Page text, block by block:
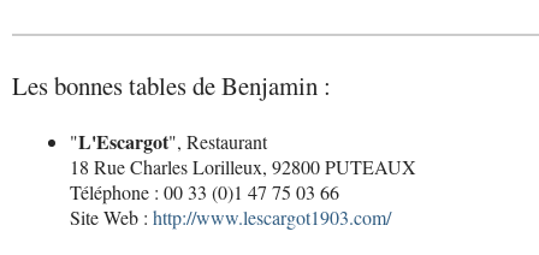
Les bonnes tables de Benjamin :
"L'Escargot", Restaurant
18 Rue Charles Lorilleux, 92800 PUTEAUX
Téléphone : 00 33 (0)1 47 75 03 66
Site Web : http://www.lescargot1903.com/